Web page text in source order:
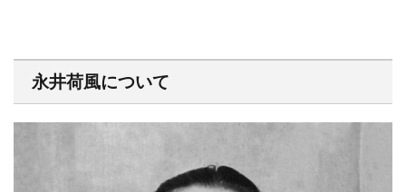
永井荷風について